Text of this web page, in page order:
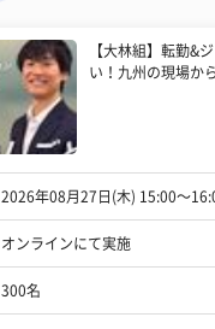
【大林組】転勤&
い！九州の現場か
2026年08月27日(木) 15:00〜
オンラインにて実施
300名